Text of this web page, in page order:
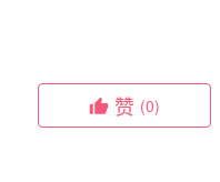
赞 (0)